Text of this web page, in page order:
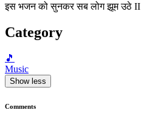
इस भजन को सुनकर सब लोग झूम उठे II
Category
🎵
Music
Show less
Comments